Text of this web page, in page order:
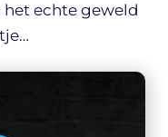
het echte geweld